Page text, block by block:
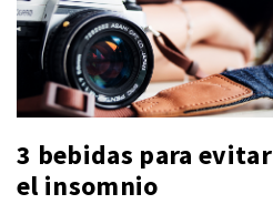
3 bebidas para evitar
el insomnio